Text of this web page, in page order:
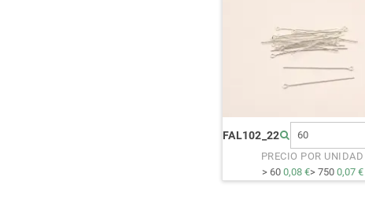
FAL102_22
PRECIO POR UNIDAD
> 60 0,08 €> 750 0,07 €